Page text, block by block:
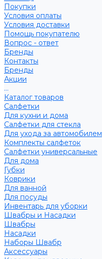
Покупки
Условия оплаты
Условия доставки
Помощь покупателю
Вопрос - ответ
Бренды
Контакты
Бренды
Акции
...
Каталог товаров
Салфетки
Для кухни и дома
Салфетки для стекла
Для ухода за автомобилем
Комплекты салфеток
Салфетки универсальные
Для дома
Губки
Коврики
Для ванной
Для посуды
Инвентарь для уборки
Швабры и Насадки
Швабры
Насадки
Наборы Швабр
Аксессуары